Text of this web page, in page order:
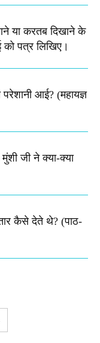
या करतब दिखाने के
पत्र लिखिए।
आई? (महायज्ञ
जी ने क्या-क्या
कैसे देते थे​? (पाठ-